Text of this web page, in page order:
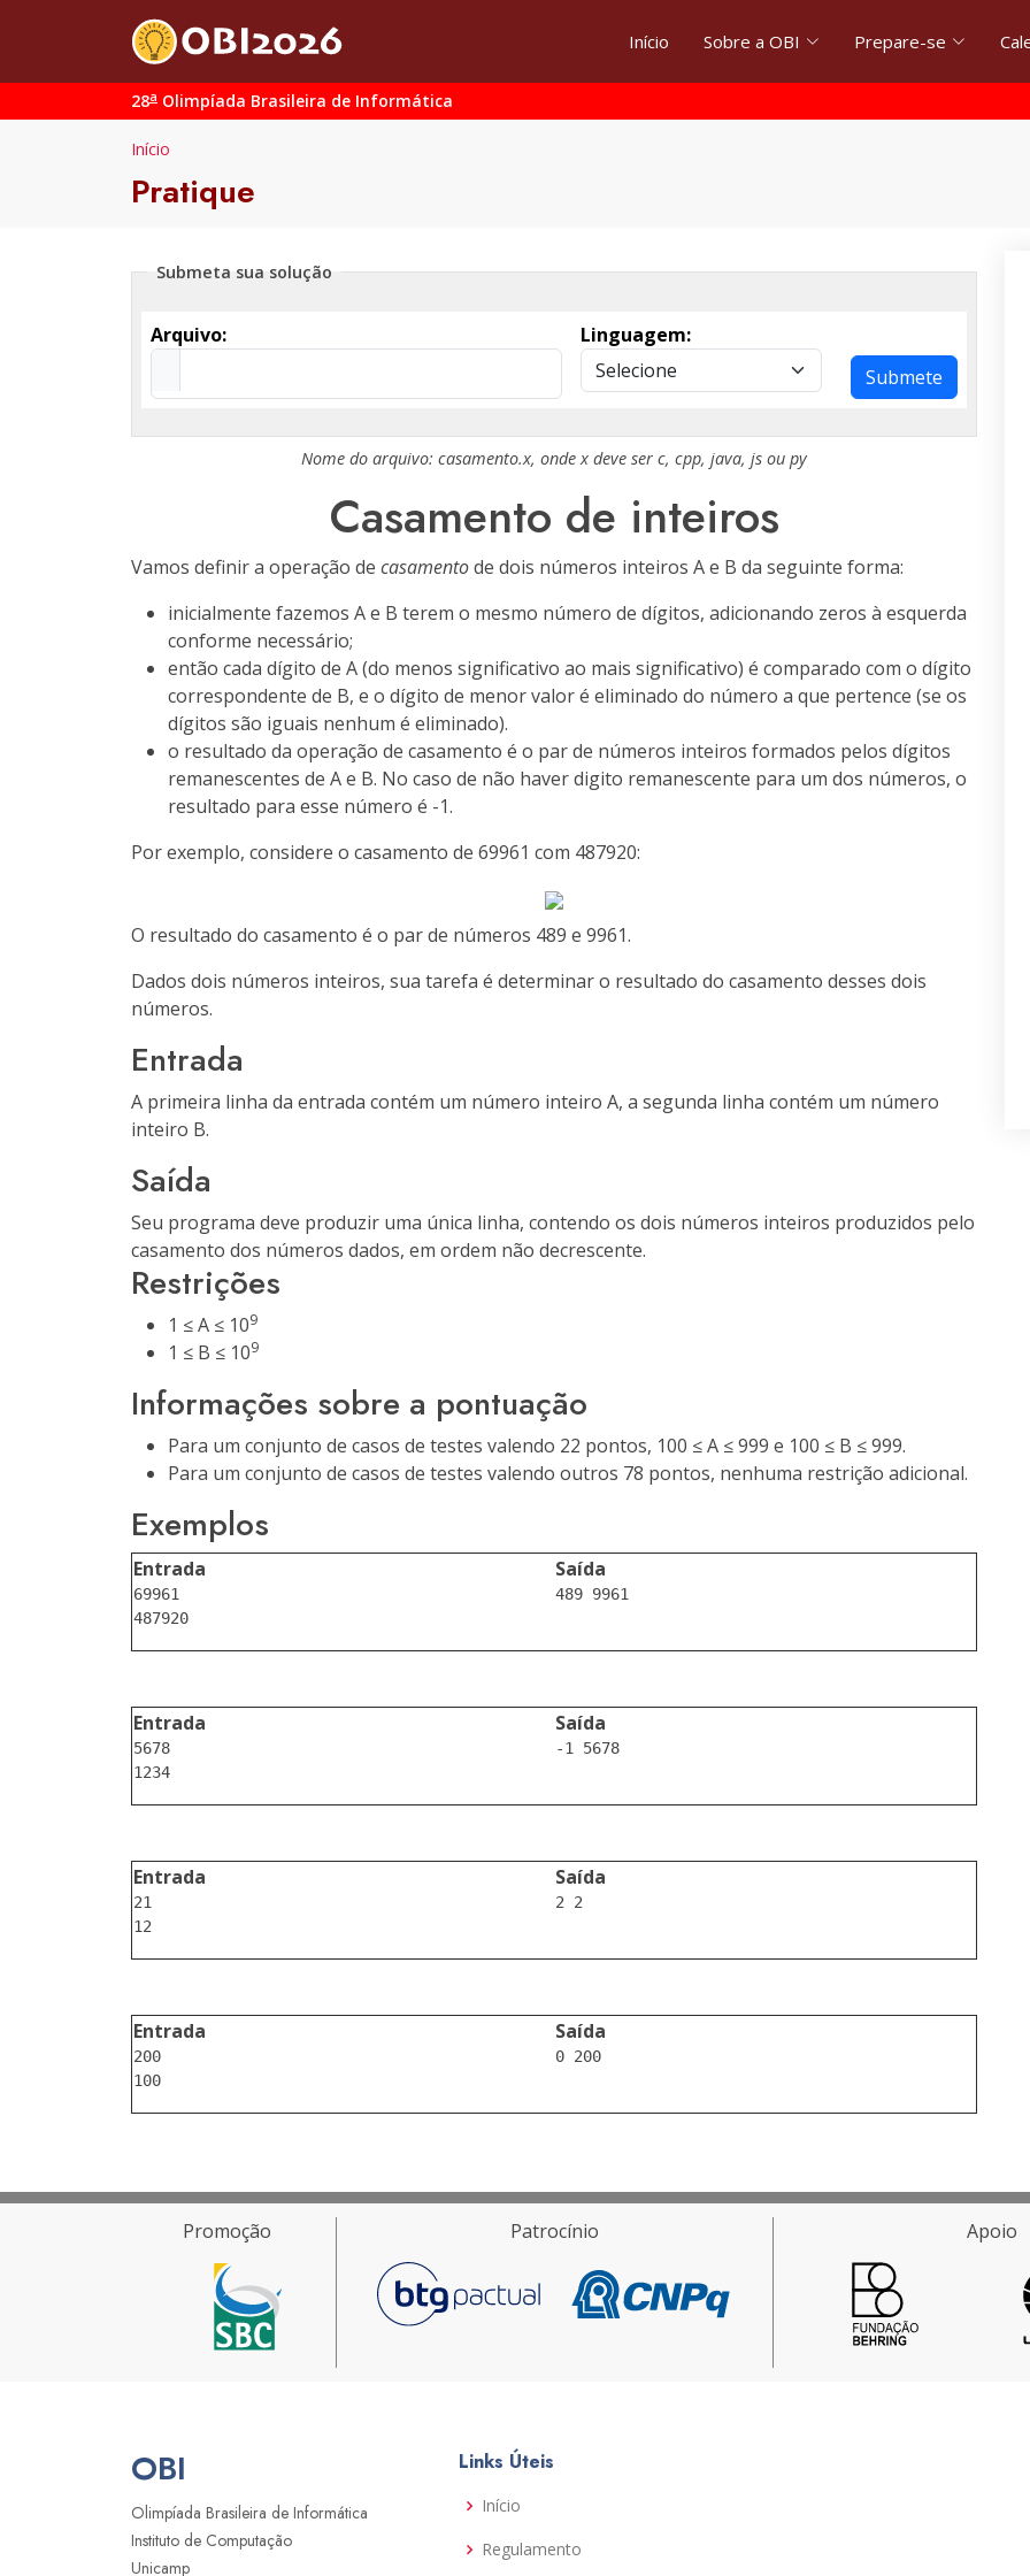
Início Sobre a OBI Prepare-se
28a Olimpíada Brasileira de Informática
Início
Pratique
Submeta sua solução
Arquivo:
Linguagem:
Submete
Nome do arquivo: casamento.x, ondex deve ser c, cpp, java, js ou py
Casamento de inteiros
Vamos definir a operação de casamentode dois números inteiros A e B da seguinte forma:
inicialmente fazemos A e B terem o mesmo número de dígitos, adicionando zeros à esquerda
conforme necessário;
então cada dígito de A (do menos significativo ao mais significativo) é comparado com o dígito
correspondente de B, e o dígito de menor valor é eliminado do número a que pertence (se os
dígitos são iguais nenhum é eliminado).
o resultado da operação de casamento é o par de números inteiros formados pelos dígitos
remanescentes de A e B. No caso de não haver digito remanescente para um dos números, o
resultado para esse número é -1.
Por exemplo, considere o casamento de 69961 com 487920:
O resultado do casamento é o par de números 489 e 9961.
Dados dois números inteiros, sua tarefa é determinar o resultado do casamento desses dois
números.
Entrada
A primeira linha da entrada contém um número inteiro A, a segunda linha contém um número
inteiro B.
Saída
Seu programa deve produzir uma única linha, contendo os dois números inteiros produzidos pelo
casamento dos números dados, em ordem não decrescente.
Restrições
1 ≤ A ≤ 109
1 ≤ B ≤ 109
Informações sobre a pontuação
Para um conjunto de casos de testes valendo 22 pontos, 100 ≤ A ≤ 999 e 100 ≤ B ≤ 999.
Para um conjunto de casos de testes valendo outros 78 pontos, nenhuma restrição adicional.
Exemplos
Entrada
69961
Saída
489 9961
Entrada
5678
Saída
-1 5678
Entrada
21
Saída
2 2
Entrada
200
Saída
0 200
Promoção Patrocínio Apoio
OBI
Olimpíada Brasileira de Informática
Instituto de Computação
Unicamp
Links Úteis
Início
Regulamento